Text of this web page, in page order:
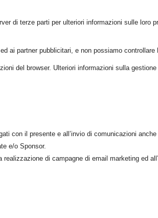
di terze parti per ulteriori informazioni sulle loro
ai partner pubblicitari, e non possiamo
del browser. Ulteriori informazioni sulla
con il presente e all’invio di comunicazioni
e/o Sponsor.
di campagne di email marketing ed